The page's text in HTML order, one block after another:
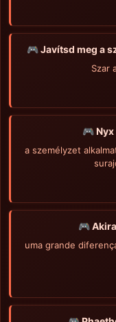
🎮 Javítsd meg a
Szar
🎮 Nyx
a személyzet
🎮 Akira
uma grande